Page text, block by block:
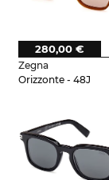
Zegna
Orizzonte - 48J
280,00 €